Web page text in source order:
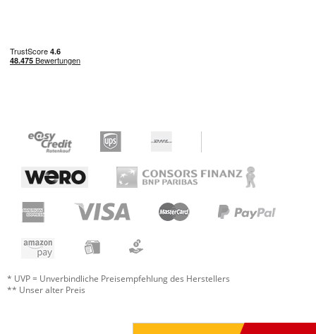
* UVP = Unverbindliche Preisempfehlung des Herstellers
** Unser alter Preis